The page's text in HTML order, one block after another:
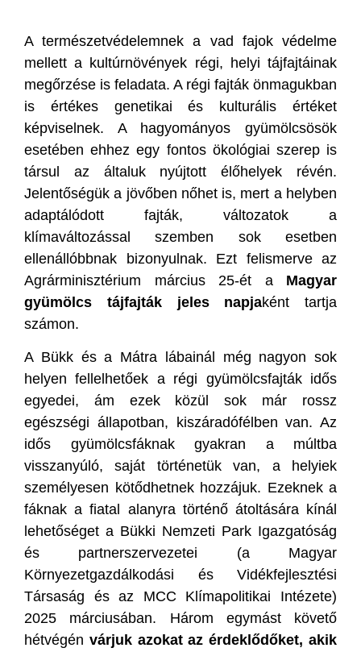
A természetvédelemnek a vad fajok védelme
mellett a kultúrnövények régi, helyi tájfajtáinak
megőrzése is feladata. A régi fajták önmagukban
is értékes genetikai és kulturális értéket
képviselnek. A hagyományos gyümölcsösök
esetében ehhez egy fontos ökológiai szerep is
társul az általuk nyújtott élőhelyek révén.
Jelentőségük a jövőben nőhet is, mert a helyben
adaptálódott fajták, változatok a
klímaváltozással szemben sok esetben
ellenállóbbnak bizonyulnak. Ezt felismerve az
Agrárminisztérium március 25-ét a Magyar
gyümölcs tájfajták jeles napjaként tartja
számon.
A Bükk és a Mátra lábainál még nagyon sok
helyen fellelhetőek a régi gyümölcsfajták idős
egyedei, ám ezek közül sok már rossz
egészségi állapotban, kiszáradófélben van. Az
idős gyümölcsfáknak gyakran a múltba
visszanyúló, saját történetük van, a helyiek
személyesen kötődhetnek hozzájuk. Ezeknek a
fáknak a fiatal alanyra történő átoltására kínál
lehetőséget a Bükki Nemzeti Park Igazgatóság
és partnerszervezetei (a Magyar
Környezetgazdálkodási és Vidékfejlesztési
Társaság és az MCC Klímapolitikai Intézete)
2025 márciusában. Három egymást követő
hétvégén várjuk azokat az érdeklődőket, akik